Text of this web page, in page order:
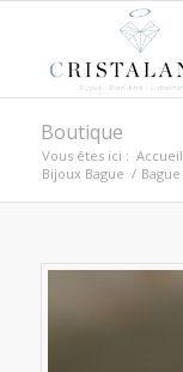
Boutique
Vous êtes ici : Accueil
Bijoux Bague /